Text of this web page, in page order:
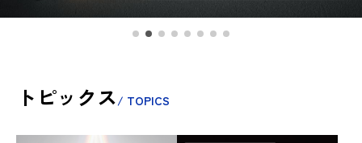
トピックス/ TOPICS